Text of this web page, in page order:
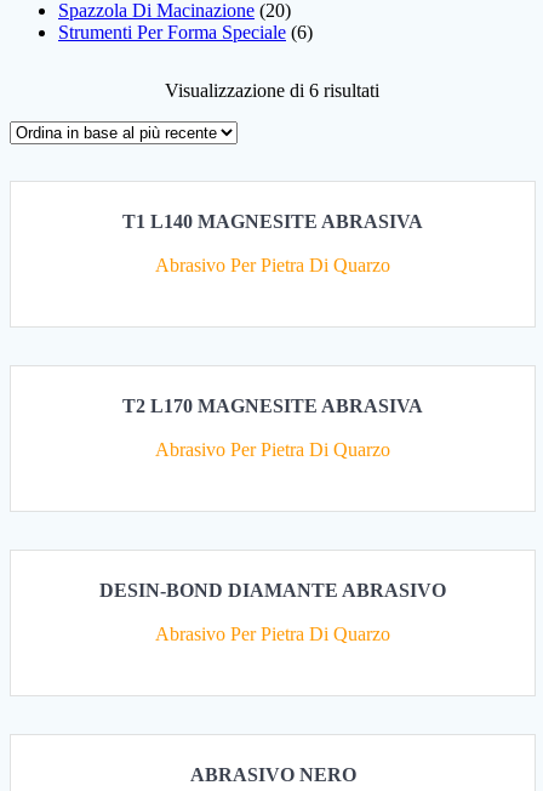
Spazzola Di Macinazione 20
Strumenti Per Forma Speciale 6
Visualizzazione di 6 risultati
T1 L140 MAGNESITE ABRASIVA
Abrasivo Per Pietra Di Quarzo
T2 L170 MAGNESITE ABRASIVA
Abrasivo Per Pietra Di Quarzo
DESIN-BOND DIAMANTE ABRASIVO
Abrasivo Per Pietra Di Quarzo
ABRASIVO NERO